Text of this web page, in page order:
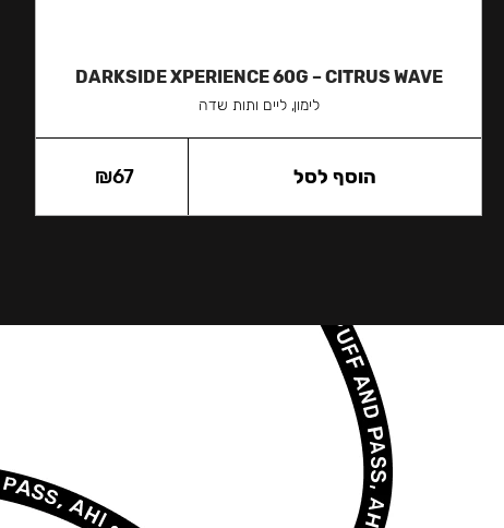
DARKSIDE XPERIENCE 60G – CITRUS WAVE
לימון, ליים ותות שדה
₪67 הוסף לסל